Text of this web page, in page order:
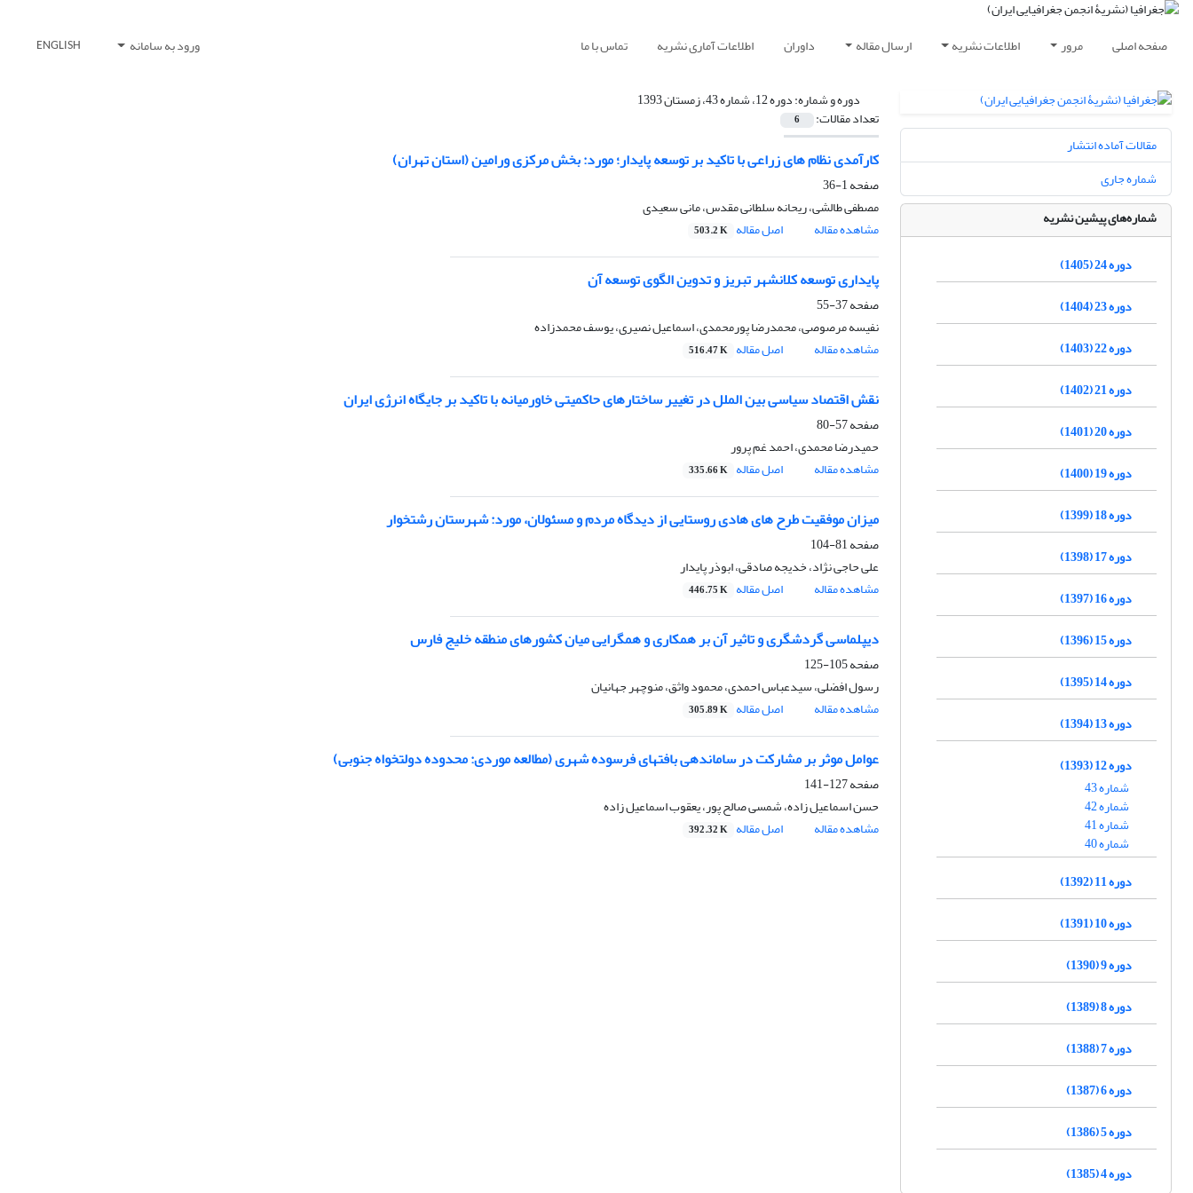
صفحه اصلی مرور اطلاعات نشریه ارسال مقاله داوران اطلاعات آماری نشریه تماس با ما ورود به سامانه ENGLISH
دوره و شماره:دوره 12، شماره 43، زمستان 1393
تعداد مقالات: 6
کارآمدی نظام های زراعی با تاکید بر توسعه پایدار؛ مورد: بخش مرکزی ورامین (استان تهران)
صفحه1-36
مصطفی طالشی، ریحانه سلطانی مقدس، مانی سعیدی
مشاهده مقاله
اصل مقاله 503.2 K
پایداری توسعه کلانشهر تبریز و تدوین الگوی توسعه آن
صفحه37-55
نفیسه مرصوصی، محمدرضا پورمحمدی، اسماعیل نصیری، یوسف محمدزاده
مشاهده مقاله
اصل مقاله 516.47 K
نقش اقتصاد سیاسی بین الملل در تغییر ساختارهای حاکمیتی خاورمیانه با تاکید بر جایگاه انرژی ایران
صفحه57-80
حمیدرضا محمدی، احمد غم پرور
مشاهده مقاله
اصل مقاله 335.66 K
میزان موفقیت طرح های هادی روستایی از دیدگاه مردم و مسئولان، مورد: شهرستان رشتخوار
صفحه81-104
علی حاجی نژاد، خدیجه صادقی، ابوذر پایدار
مشاهده مقاله
اصل مقاله 446.75 K
دیپلماسی گردشگری و تاثیر آن بر همکاری و همگرایی میان کشورهای منطقه خلیج فارس
صفحه105-125
رسول افضلی، سیدعباس احمدی، محمود واثق، منوچهر جهانیان
مشاهده مقاله
اصل مقاله 305.89 K
عوامل موثر بر مشارکت در ساماندهی بافتهای فرسوده شهری (مطالعه موردی: محدوده دولتخواه جنوبی)
صفحه127-141
حسن اسماعیل زاده، شمسی صالح پور، یعقوب اسماعیل زاده
مشاهده مقاله
اصل مقاله 392.32 K
مقالات آماده انتشار
شماره جاری
شماره‌های پیشین نشریه
دوره 24 (1405)
دوره 23 (1404)
دوره 22 (1403)
دوره 21 (1402)
دوره 20 (1401)
دوره 19 (1400)
دوره 18 (1399)
دوره 17 (1398)
دوره 16 (1397)
دوره 15 (1396)
دوره 14 (1395)
دوره 13 (1394)
دوره 12 (1393)
شماره 43
شماره 42
شماره 41
شماره 40
دوره 11 (1392)
دوره 10 (1391)
دوره 9 (1390)
دوره 8 (1389)
دوره 7 (1388)
دوره 6 (1387)
دوره 5 (1386)
دوره 4 (1385)